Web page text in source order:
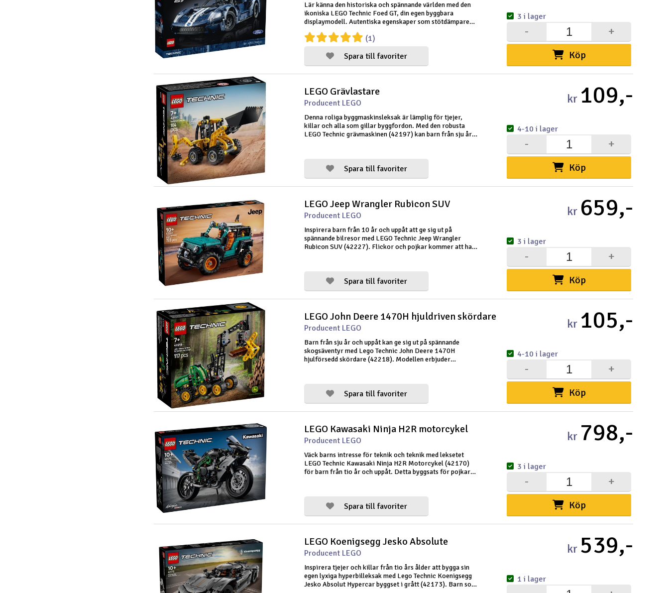
Lär känna den historiska och spännande världen med den
ikoniska LEGO Technic Foed GT, din egen byggbara
displaymodell. Autentiska egenskaper som stötdämpare
fram och bak, öppningsbara dörrar, en 6-cylindrig motor
med rörliga kolvar och en fungerande
Spara till favoriter
(1)
Köp
+
-
3 i lager
LEGO Grävlastare
Producent LEGO
Denna roliga byggmaskinsleksak är lämplig för tjejer,
killar och alla som gillar byggfordon. Med den robusta
LEGO Technic grävmaskinen (42197) kan barn från sju år
Spara till favoriter
kr 109,-
Köp
+
-
4-10 i lager
LEGO Jeep Wrangler Rubicon SUV
Producent LEGO
Inspirera barn från 10 år och uppåt att ge sig ut på
spännande bilresor med LEGO Technic Jeep Wrangler
Rubicon SUV (42227). Flickor och pojkar kommer att ha
Spara till favoriter
kr 659,-
Köp
+
-
3 i lager
LEGO John Deere 1470H hjuldriven skördare
Producent LEGO
Barn från sju år och uppåt kan ge sig ut på spännande
skogsäventyr med Lego Technic John Deere 1470H
hjulförsedd skördare (42218). Modellen erbjuder
Spara till favoriter
kr 105,-
Köp
+
-
4-10 i lager
LEGO Kawasaki Ninja H2R motorcykel
Producent LEGO
Väck barns intresse för teknik och teknik med leksetet
LEGO Technic Kawasaki Ninja H2R Motorcykel (42170)
för barn från tio år och uppåt. Detta byggsats för pojkar
Spara till favoriter
kr 798,-
Köp
+
-
3 i lager
LEGO Koenigsegg Jesko Absolute
Producent LEGO
Inspirera tjejer och killar från tio års ålder att bygga sin
egen lyxiga hyperbilleksak med Lego Technic Koenigsegg
Jesko Absolut Hypercar byggset i grått (42173). Barn som
kr 539,-
1 i lager